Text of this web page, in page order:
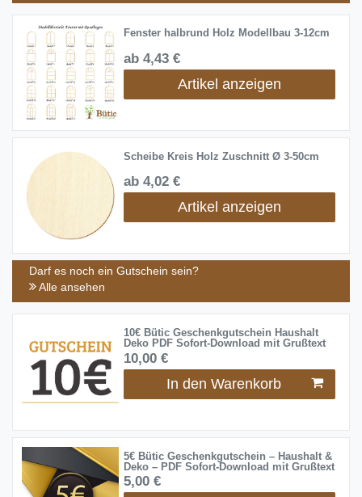
Fenster halbrund Holz Modellbau 3-12cm
ab 4,43 €
Artikel anzeigen
Scheibe Kreis Holz Zuschnitt Ø 3-50cm
ab 4,02 €
Artikel anzeigen
Darf es noch ein Gutschein sein?
Alle ansehen
10€ Bütic Geschenkgutschein Haushalt
Deko PDF Sofort-Download mit Grußtext
10,00 €
In den Warenkorb
5€ Bütic Geschenkgutschein – Haushalt &
Deko – PDF Sofort-Download mit Grußtext
5,00 €